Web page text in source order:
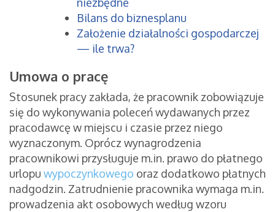
Bilans do biznesplanu
Założenie działalności gospodarczej
— ile trwa?
Umowa o pracę
Stosunek pracy zakłada, że pracownik zobowiązuje
się do wykonywania poleceń wydawanych przez
pracodawcę w miejscu i czasie przez niego
wyznaczonym. Oprócz wynagrodzenia
pracownikowi przysługuje m.in. prawo do płatnego
urlopu wypoczynkowego oraz dodatkowo płatnych
nadgodzin. Zatrudnienie pracownika wymaga m.in.
prowadzenia akt osobowych według wzoru